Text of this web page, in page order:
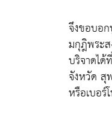
จึงขอบอ
มกุฎิพระ
บริจาดไ
จังหวัด สุ
หรือเบอร์